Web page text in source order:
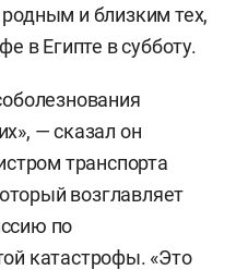
и близким тех,
в Египте в субботу.
— сказал он
транспорта
возглавляет
по
катастрофы. «Это